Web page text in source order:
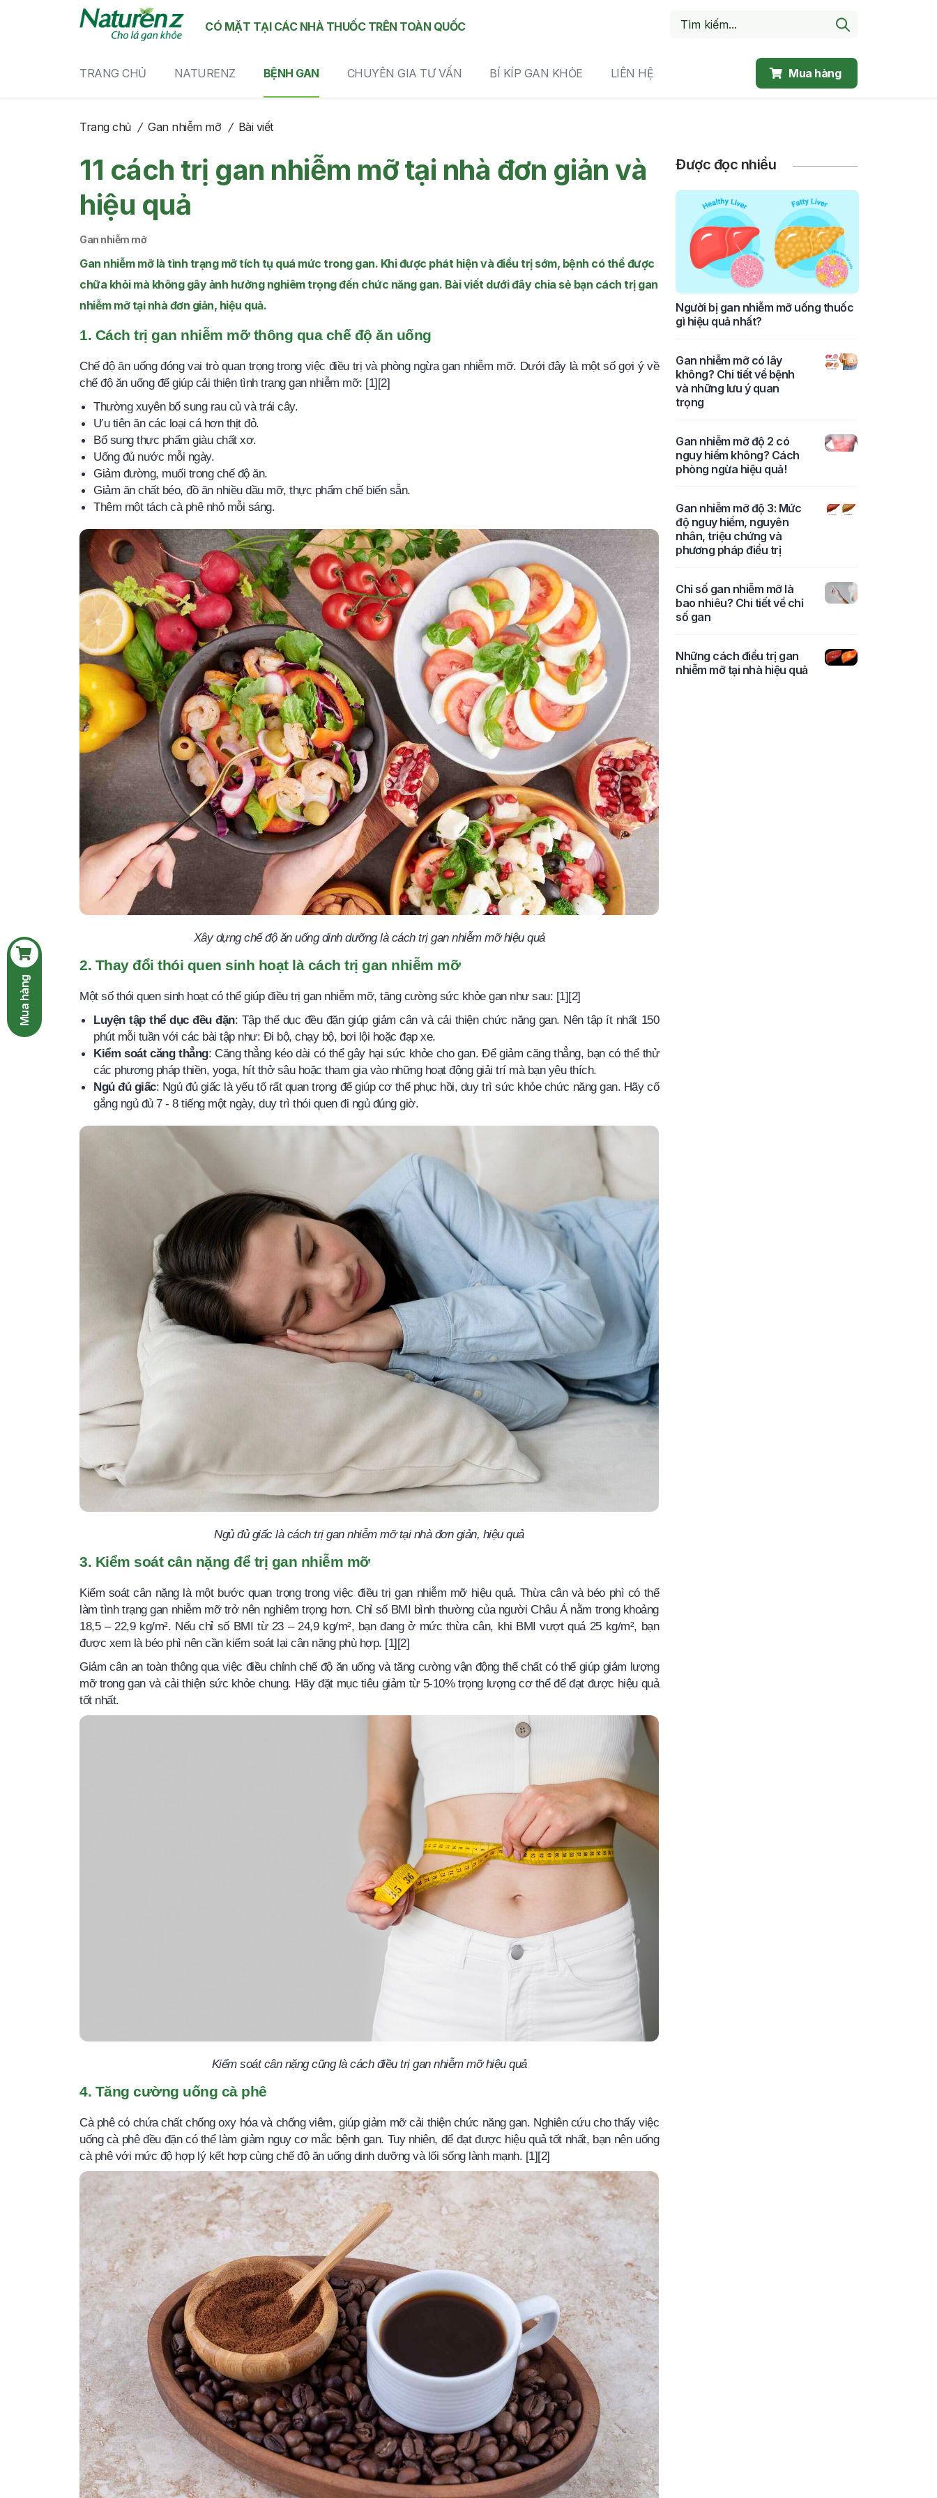
CÓ MẶT TẠI CÁC NHÀ THUỐC TRÊN TOÀN QUỐC
TRANG CHỦ NATURENZ BỆNH GAN CHUYÊN GIA TƯ VẤN BÍ KÍP GAN KHỎE LIÊN HỆ Mua hàng
Mua hàng
Trang chủ / Gan nhiễm mỡ / Bài viết
11 cách trị gan nhiễm mỡ tại nhà đơn giản và
hiệu quả
Gan nhiễm mỡ
Gan nhiễm mỡ là tình trạng mỡ tích tụ quá mức trong gan. Khi được phát hiện và điều trị sớm, bệnh có thể được
chữa khỏi mà không gây ảnh hưởng nghiêm trọng đến chức năng gan. Bài viết dưới đây chia sẻ bạn cách trị gan
nhiễm mỡ tại nhà đơn giản, hiệu quả.
1. Cách trị gan nhiễm mỡ thông qua chế độ ăn uống
Chế độ ăn uống đóng vai trò quan trọng trong việc điều trị và phòng ngừa gan nhiễm mỡ. Dưới đây là một số gợi ý về
chế độ ăn uống để giúp cải thiện tình trạng gan nhiễm mỡ: [1][2]
Thường xuyên bổ sung rau củ và trái cây.
Ưu tiên ăn các loại cá hơn thịt đỏ.
Bổ sung thực phẩm giàu chất xơ.
Uống đủ nước mỗi ngày.
Giảm đường, muối trong chế độ ăn.
Giảm ăn chất béo, đồ ăn nhiều dầu mỡ, thực phẩm chế biến sẵn.
Thêm một tách cà phê nhỏ mỗi sáng.
Xây dựng chế độ ăn uống dinh dưỡng là cách trị gan nhiễm mỡ hiệu quả
2. Thay đổi thói quen sinh hoạt là cách trị gan nhiễm mỡ
Một số thói quen sinh hoạt có thể giúp điều trị gan nhiễm mỡ, tăng cường sức khỏe gan như sau: [1][2]
Luyện tập thể dục đều đặn: Tập thể dục đều đặn giúp giảm cân và cải thiện chức năng gan. Nên tập ít nhất 150
phút mỗi tuần với các bài tập như: Đi bộ, chạy bộ, bơi lội hoặc đạp xe.
Kiểm soát căng thẳng: Căng thẳng kéo dài có thể gây hại sức khỏe cho gan. Để giảm căng thẳng, bạn có thể thử
các phương pháp thiền, yoga, hít thở sâu hoặc tham gia vào những hoạt động giải trí mà bạn yêu thích.
Ngủ đủ giấc: Ngủ đủ giấc là yếu tố rất quan trọng để giúp cơ thể phục hồi, duy trì sức khỏe chức năng gan. Hãy cố
gắng ngủ đủ 7 - 8 tiếng một ngày, duy trì thói quen đi ngủ đúng giờ.
Ngủ đủ giấc là cách trị gan nhiễm mỡ tại nhà đơn giản, hiệu quả
3. Kiểm soát cân nặng để trị gan nhiễm mỡ
Kiểm soát cân nặng là một bước quan trọng trong việc điều trị gan nhiễm mỡ hiệu quả. Thừa cân và béo phì có thể
làm tình trạng gan nhiễm mỡ trở nên nghiêm trọng hơn. Chỉ số BMI bình thường của người Châu Á nằm trong khoảng
18,5 – 22,9 kg/m². Nếu chỉ số BMI từ 23 – 24,9 kg/m², bạn đang ở mức thừa cân, khi BMI vượt quá 25 kg/m², bạn
được xem là béo phì nên cần kiểm soát lại cân nặng phù hợp. [1][2]
Giảm cân an toàn thông qua việc điều chỉnh chế độ ăn uống và tăng cường vận động thể chất có thể giúp giảm lượng
mỡ trong gan và cải thiện sức khỏe chung. Hãy đặt mục tiêu giảm từ 5-10% trọng lượng cơ thể để đạt được hiệu quả
tốt nhất.
Kiểm soát cân nặng cũng là cách điều trị gan nhiễm mỡ hiệu quả
4. Tăng cường uống cà phê
Cà phê có chứa chất chống oxy hóa và chống viêm, giúp giảm mỡ cải thiện chức năng gan. Nghiên cứu cho thấy việc
uống cà phê đều đặn có thể làm giảm nguy cơ mắc bệnh gan. Tuy nhiên, để đạt được hiệu quả tốt nhất, bạn nên uống
cà phê với mức độ hợp lý kết hợp cùng chế độ ăn uống dinh dưỡng và lối sống lành mạnh. [1][2]
Được đọc nhiều
Người bị gan nhiễm mỡ uống thuốc
gì hiệu quả nhất?
Gan nhiễm mỡ có lây
không? Chi tiết về bệnh
và những lưu ý quan
trọng
Gan nhiễm mỡ độ 2 có
nguy hiểm không? Cách
phòng ngừa hiệu quả!
Gan nhiễm mỡ độ 3: Mức
độ nguy hiểm, nguyên
nhân, triệu chứng và
phương pháp điều trị
Chỉ số gan nhiễm mỡ là
bao nhiêu? Chi tiết về chỉ
số gan
Những cách điều trị gan
nhiễm mỡ tại nhà hiệu quả